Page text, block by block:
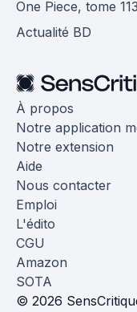
One Piece, tome 113
Actualité BD
À propos
Notre application
Notre extension
Aide
Nous contacter
Emploi
L'édito
CGU
Amazon
SOTA
© 2026